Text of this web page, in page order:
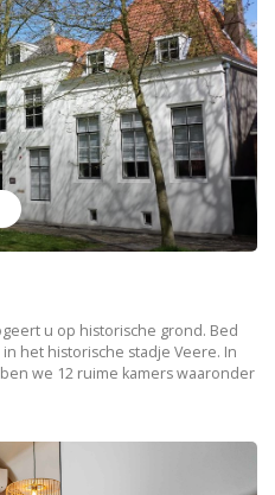
u op historische grond. Bed
het historische stadje Veere. In
we 12 ruime kamers waaronder